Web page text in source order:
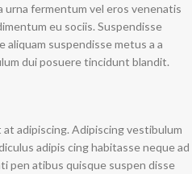
urna fermentum vel eros venenatis
eu sociis. Suspendisse
suspendisse metus a a
dui posuere tincidunt blandit.
adipiscing. Adipiscing vestibulum
adipis cing habitasse neque
pen atibus quisque suspen disse